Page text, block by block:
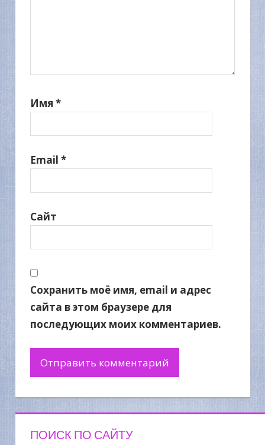
Имя *
Email *
Сайт
Сохранить моё имя, email и адрес
сайта в этом браузере для
последующих моих комментариев.
ПОИСК ПО САЙТУ